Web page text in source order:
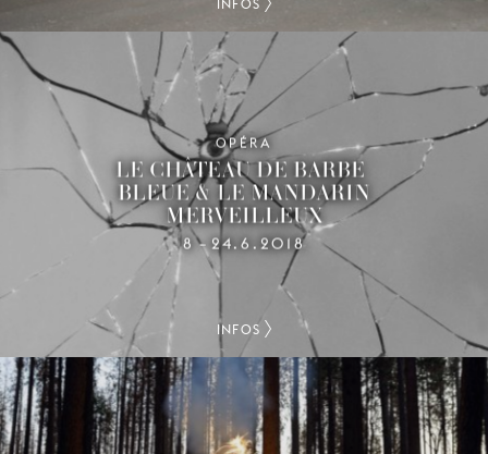
INFOS
OPÉRA
LE CHÂTEAU DE BARBE-
BLEUE & LE MANDARIN
MERVEILLEUX
8 – 24.6.2018
INFOS